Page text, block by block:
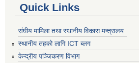
Quick Links
संघीय मामिला तथा स्थानीय विकास मन्त्रालय
स्थानीय तहको लागि ICT ब्लग
केन्द्रीय पञ्जिकरण विभाग